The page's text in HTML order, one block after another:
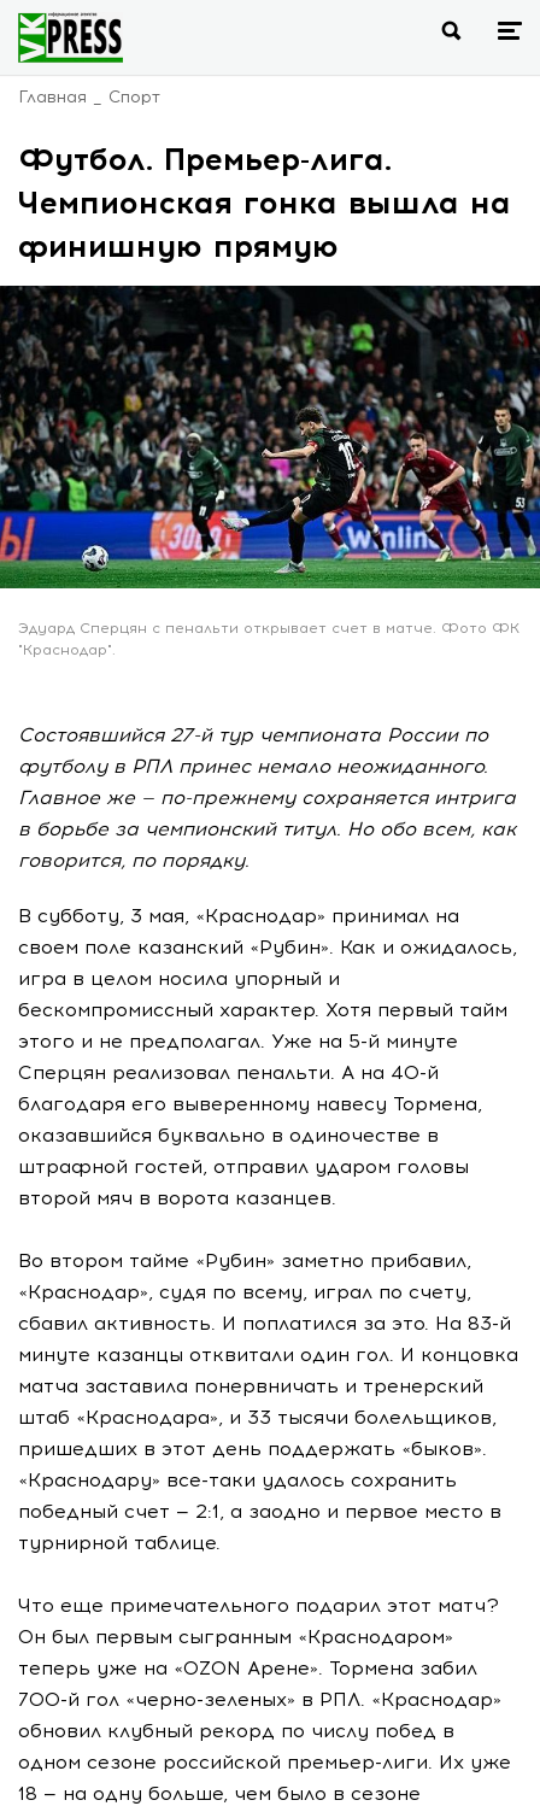
Главная Спорт
Футбол. Премьер-лига.
Чемпионская гонка вышла на
финишную прямую
Эдуард Сперцян с пенальти открывает счет в матче. Фото ФК
"Краснодар".
Состоявшийся 27-й тур чемпионата России по
футболу в РПЛ принес немало неожиданного.
Главное же — по-прежнему сохраняется интрига
в борьбе за чемпионский титул. Но обо всем, как
говорится, по порядку.
В субботу, 3 мая, «Краснодар» принимал на
своем поле казанский «Рубин». Как и ожидалось,
игра в целом носила упорный и
бескомпромиссный характер. Хотя первый тайм
этого и не предполагал. Уже на 5-й минуте
Сперцян реализовал пенальти. А на 40-й
благодаря его выверенному навесу Тормена,
оказавшийся буквально в одиночестве в
штрафной гостей, отправил ударом головы
второй мяч в ворота казанцев.
Во втором тайме «Рубин» заметно прибавил,
«Краснодар», судя по всему, играл по счету,
сбавил активность. И поплатился за это. На 83-й
минуте казанцы отквитали один гол. И концовка
матча заставила понервничать и тренерский
штаб «Краснодара», и 33 тысячи болельщиков,
пришедших в этот день поддержать «быков».
«Краснодару» все-таки удалось сохранить
победный счет — 2:1, а заодно и первое место в
турнирной таблице.
Что еще примечательного подарил этот матч?
Он был первым сыгранным «Краснодаром»
теперь уже на «OZON Арене». Тормена забил
700-й гол «черно-зеленых» в РПЛ. «Краснодар»
обновил клубный рекорд по числу побед в
одном сезоне российской премьер-лиги. Их уже
18 — на одну больше, чем было в сезоне